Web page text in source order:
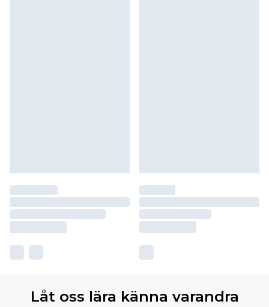
Låt oss lära känna varandra